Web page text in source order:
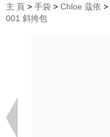
主 頁 手袋 Chloe 蔻依
001 斜挎包